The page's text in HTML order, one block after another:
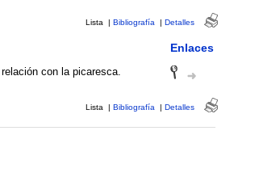
Lista | Bibliografía | Detalles
Enlaces
con la picaresca.
Lista | Bibliografía | Detalles